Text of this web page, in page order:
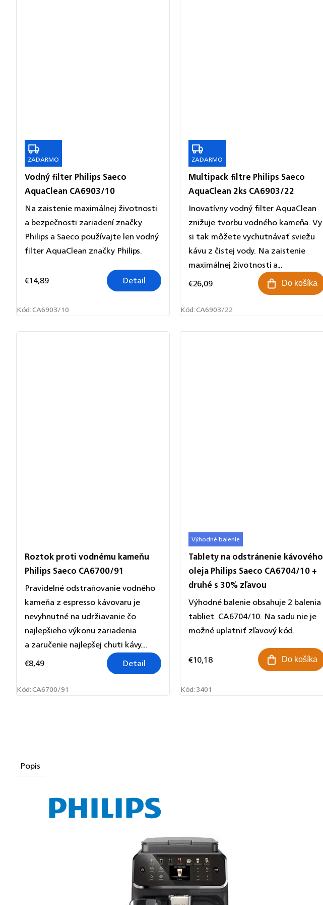
ZADARMO
ZADARMO
Vodný filter Philips Saeco
AquaClean CA6903/10
€14,89 Detail
Na zaistenie maximálnej životnosti
a bezpečnosti zariadení značky
Philips a Saeco používajte len vodný
filter AquaClean značky Philips.
Kód:CA6903/10
ZADARMO
ZADARMO
Multipack filtre Philips Saeco
AquaClean 2ks CA6903/22
€26,09 Do košíka
Inovatívny vodný filter AquaClean
znižuje tvorbu vodného kameňa. Vy
si tak môžete vychutnávať sviežu
kávu z čistej vody. Na zaistenie
maximálnej životnosti a...
Kód:CA6903/22
Roztok proti vodnému kameňu
Philips Saeco CA6700/91
€8,49 Detail
Pravidelné odstraňovanie vodného
kameňa z espresso kávovaru je
nevyhnutné na udržiavanie čo
najlepšieho výkonu zariadenia
a zaručenie najlepšej chuti kávy....
Kód:CA6700/91
Výhodné balenie
Tablety na odstránenie kávového
oleja Philips Saeco CA6704/10 +
druhé s 30% zľavou
€10,18 Do košíka
Výhodné balenie obsahuje 2 balenia
tabliet CA6704/10. Na sadu nie je
možné uplatniť zľavový kód.
Kód:3401
Popis